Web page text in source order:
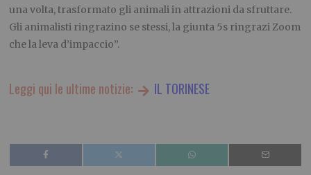
una volta, trasformato gli animali in attrazioni da sfruttare.
Gli animalisti ringrazino se stessi, la giunta 5s ringrazi Zoom
che la leva d’impaccio”.
Leggi qui le ultime notizie: IL TORINESE